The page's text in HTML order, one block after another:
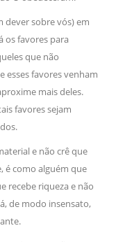
dever sobre vós) em
os favores para
que não
esses favores venham
mais deles.
favores sejam
e não crê que
é como alguém que
recebe riqueza e não
de modo insensato,